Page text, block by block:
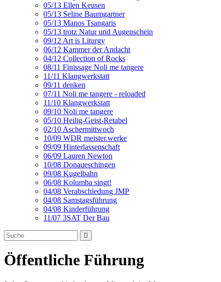
05/13 Ellen Keusen
05/13 Seline Baumgartner
05/13 Manos Tsangaris
05/13 trotz Natur und Augenschein
09/12 Art is Liturgy
06/12 Kammer der Andacht
04/12 Collection of Rocks
08/11 Finissage Noli me tangere
11/11 Klangwerkstatt
09/11 denken
07/11 Noli me tangere - reloaded
11/10 Klangwerkstatt
09/10 Noli me tangere
05/10 Heilig-Geist-Retabel
02/10 Aschermittwoch
10/09 WDR meister.werke
09/09 Hinterlassenschaft
06/09 Lauren Newton
10/08 Donaueschingen
09/08 Kugelbahn
06/08 Kolumba singt!
04/08 Verabschiedung JMP
04/08 Samstagsführung
04/08 Kinderführung
11/07 3SAT Der Bau
Öffentliche Führung